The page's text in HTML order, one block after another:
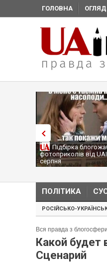
ГОЛОВНА
Підбірка
фотоприколів від
серпня
ПОЛІТИКА
РОСІЙСЬКО-
Вся правда з блогосфери
Какой будет
Сценарий